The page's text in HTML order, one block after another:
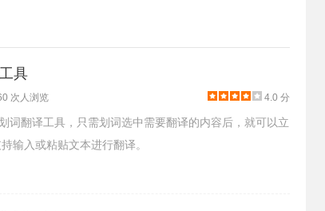
具
次人浏览 4.0 分
词翻译工具，只需划词选中需要翻译的内容后，就可以立
输入或粘贴文本进行翻译。